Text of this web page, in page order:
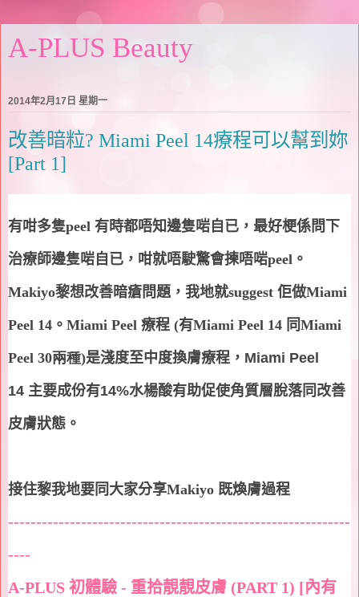
A-PLUS Beauty
2014年2月17日 星期一
改善暗粒? Miami Peel 14療程可以幫到妳
[Part 1]
有咁多隻peel 有時都唔知邊隻啱自已，最好梗係問下
治療師邊隻啱自已，咁就唔駛驚會揀唔啱peel 。
Makiyo黎想改善暗瘡問題，我地就suggest 佢做Miami
Peel 14 。 Miami Peel 療程 (有Miami Peel 14 同Miami
Peel 30兩種)是淺度至中度換膚療程， Miami Peel
14 主要成份有14%水楊酸有助促使角質層脫落同改善
皮膚狀態 。
接住黎我地要同大家分享Makiyo 既煥膚過程
-------------------------------------------------------------
----
A-PLUS 初體驗 - 重拾靚靚皮膚 (PART 1) [內有